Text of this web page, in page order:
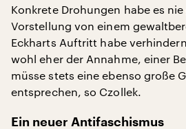
Konkrete Drohungen habe es
Vorstellung von einem
Eckharts Auftritt habe
wohl eher der Annahme, einer
müsse stets eine ebenso große
entsprechen, so Czollek.
Ein neuer Antifaschismus